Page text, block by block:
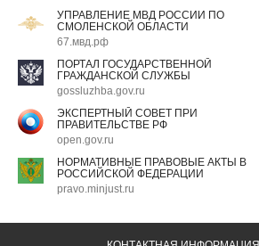
УПРАВЛЕНИЕ МВД РОССИИ ПО
СМОЛЕНСКОЙ ОБЛАСТИ
67.мвд.рф
ПОРТАЛ ГОСУДАРСТВЕННОЙ
ГРАЖДАНСКОЙ СЛУЖБЫ
gossluzhba.gov.ru
ЭКСПЕРТНЫЙ СОВЕТ ПРИ
ПРАВИТЕЛЬСТВЕ РФ
open.gov.ru
НОРМАТИВНЫЕ ПРАВОВЫЕ АКТЫ В
РОССИЙСКОЙ ФЕДЕРАЦИИ
pravo.minjust.ru